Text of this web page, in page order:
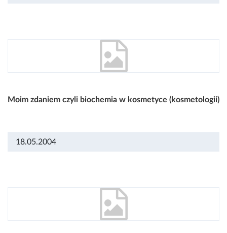
Moim zdaniem czyli biochemia w kosmetyce (kosmetologii)
18.05.2004